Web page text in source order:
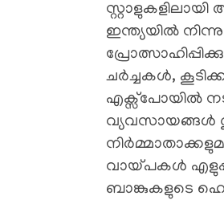
ഇന്ത്യയിൽ
ചർച്ചകൾ,
എക്സ്പോയിൽ
വ്യവസായങ്ങള്‍
വായ്പകള്‍
ബാങ്കുകളുടെ